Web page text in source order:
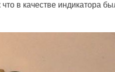
в качестве индикатора